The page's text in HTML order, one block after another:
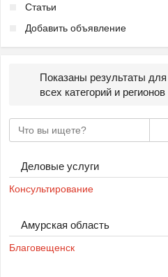
Статьи
Добавить объявление
Показаны результаты для
всех категорий и регионов
Деловые услуги
Консультирование
Амурская область
Благовещенск